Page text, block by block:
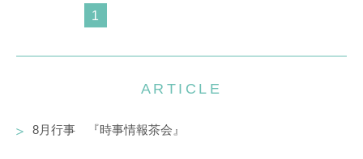
1
ARTICLE
8月行事 『時事情報茶会』